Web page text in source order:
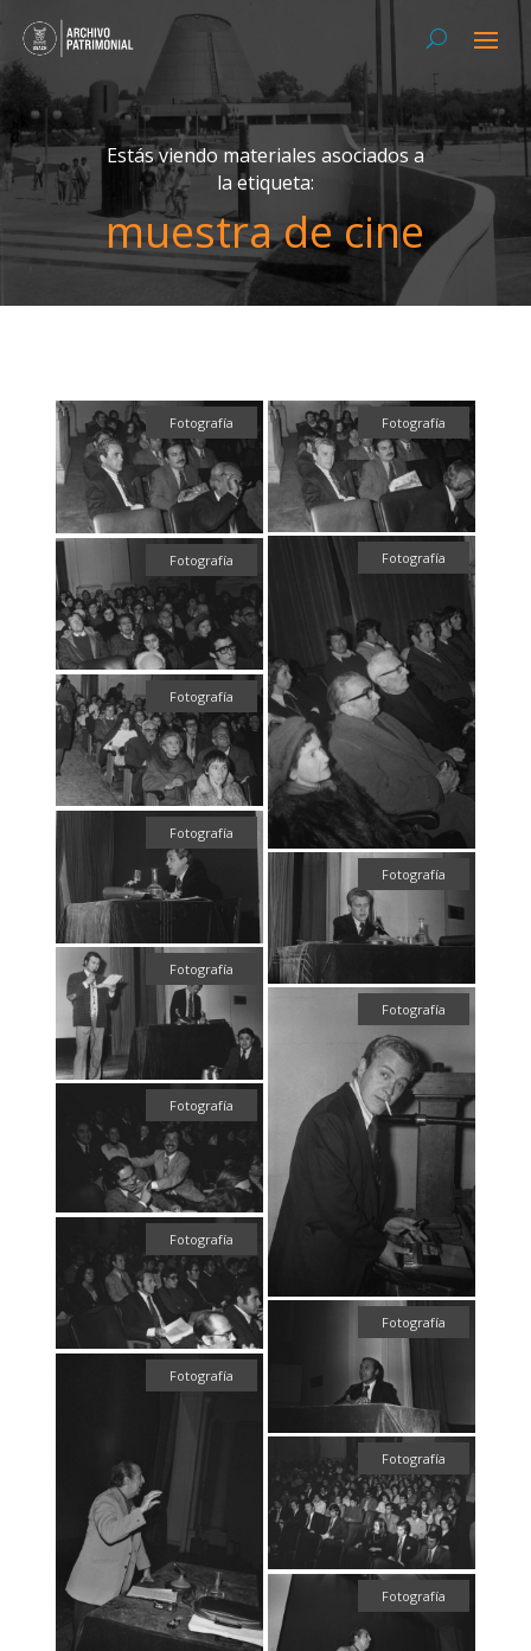
Estás viendo materiales asociados a
la etiqueta:
muestra de cine
Fotografía Fotografía
Fotografía
Fotografía
Fotografía
Fotografía
Fotografía
Fotografía
Fotografía
Fotografía
Fotografía
Fotografía
Fotografía
Fotografía
Fotografía